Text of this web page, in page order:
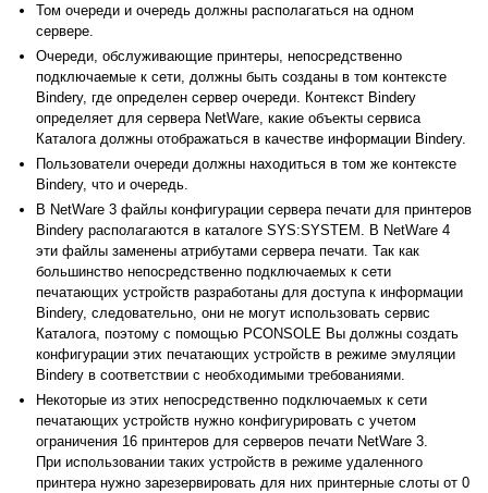
Том очереди и очередь должны располагаться на одном
сервере.
Очереди, обслуживающие принтеры, непосредственно
подключаемые к сети, должны быть созданы в том контексте
Bindery, где определен сервер очереди. Контекст Bindery
определяет для сервера NetWare, какие объекты сервиса
Каталога должны отображаться в качестве информации Bindery.
Пользователи очереди должны находиться в том же контексте
Bindery, что и очередь.
В NetWare 3 файлы конфигурации сервера печати для принтеров
Bindery располагаются в каталоге SYS:SYSTEM. В NetWare 4
эти файлы заменены атрибутами сервера печати. Так как
большинство непосредственно подключаемых к сети
печатающих устройств разработаны для доступа к информации
Bindery, следовательно, они не могут использовать сервис
Каталога, поэтому с помощью PCONSOLE Вы должны создать
конфигурации этих печатающих устройств в режиме эмуляции
Bindery в соответствии с необходимыми требованиями.
Некоторые из этих непосредственно подключаемых к сети
печатающих устройств нужно конфигурировать с учетом
ограничения 16 принтеров для серверов печати NetWare 3.
При использовании таких устройств в режиме удаленного
принтера нужно зарезервировать для них принтерные слоты от 0